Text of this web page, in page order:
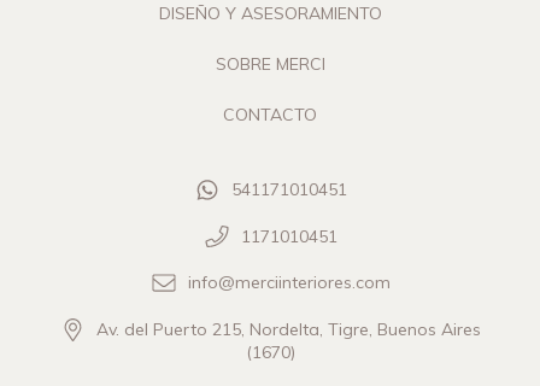
DISEÑO Y ASESORAMIENTO
SOBRE MERCI
CONTACTO
541171010451
1171010451
info@merciinteriores.com
Av. del Puerto 215, Nordelta, Tigre, Buenos Aires
(1670)